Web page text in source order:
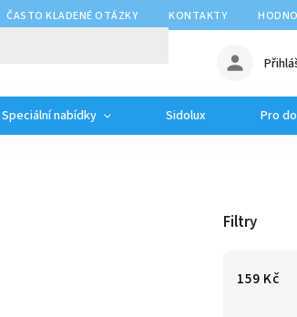
ČASTO KLADENÉ OTÁZKY KONTAKTY
Speciální nabídky Sidolux Pro
Filtry
159 Kč